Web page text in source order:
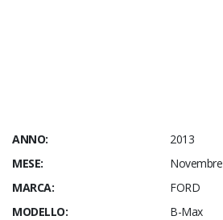
ANNO:
2013
MESE:
Novembre
MARCA:
FORD
MODELLO:
B-Max